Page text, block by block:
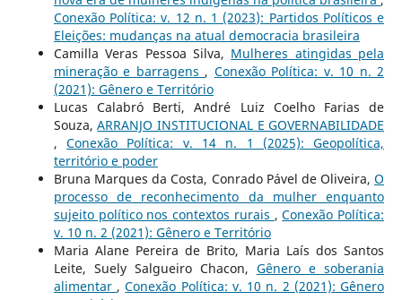
Conexão Política: v. 12 n. 1 (2023): Partidos Políticos e
Eleições: mudanças na atual democracia brasileira
Camilla Veras Pessoa Silva, Mulheres atingidas pela
mineração e barragens , Conexão Política: v. 10 n. 2
(2021): Gênero e Território
Lucas Calabró Berti, André Luiz Coelho Farias de
Souza,ARRANJO INSTITUCIONAL E GOVERNABILIDADE
,Conexão Política: v. 14 n. 1 (2025): Geopolítica,
território e poder
Bruna Marques da Costa, Conrado Pável de Oliveira,O
processo de reconhecimento da mulher enquanto
sujeito político nos contextos rurais ,Conexão Política:
v. 10 n. 2 (2021): Gênero e Território
Maria Alane Pereira de Brito, Maria Laís dos Santos
Leite, Suely Salgueiro Chacon,Gênero e soberania
alimentar ,Conexão Política: v. 10 n. 2 (2021): Gênero